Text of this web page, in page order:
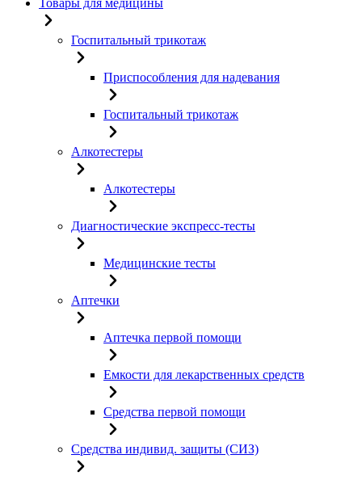
Товары для медицины
Госпитальный трикотаж
Приспособления для надевания
Госпитальный трикотаж
Алкотестеры
Алкотестеры
Диагностические экспресс-тесты
Медицинские тесты
Аптечки
Аптечка первой помощи
Емкости для лекарственных средств
Средства первой помощи
Средства индивид. защиты (СИЗ)